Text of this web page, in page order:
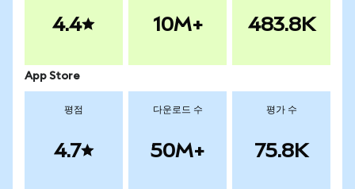
4.4 10M+ 483.8K
App Store
평점
4.7
다운로드 수
50M+
평가 수
75.8K